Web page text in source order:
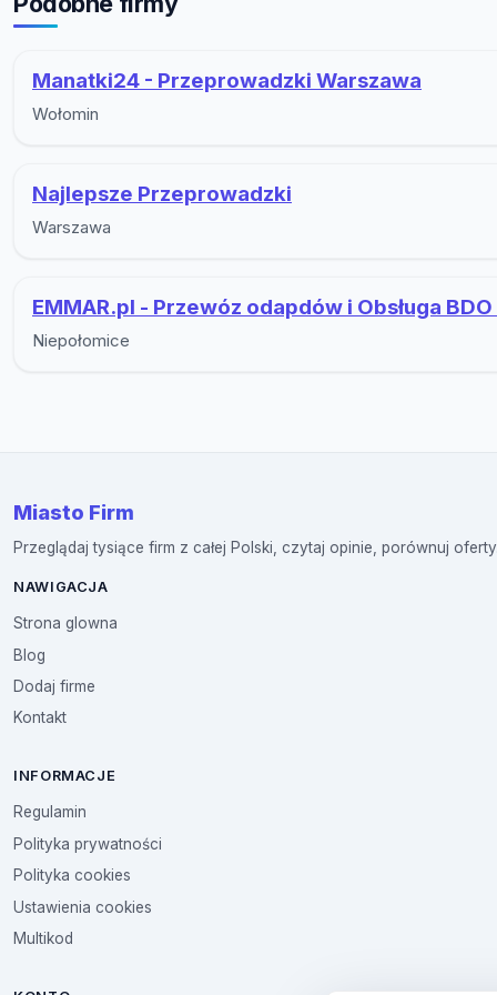
Manatki24 - Przeprowadzki Warszawa
Wołomin
Najlepsze Przeprowadzki
Warszawa
EMMAR.pl - Przewóz odapdów i Obsługa
Niepołomice
Miasto Firm
Przeglądaj tysiące firm z całej Polski, czytaj opinie, porównuj
NAWIGACJA
Strona glowna
Blog
Dodaj firme
Kontakt
INFORMACJE
Regulamin
Polityka prywatności
Polityka cookies
Ustawienia cookies
Multikod